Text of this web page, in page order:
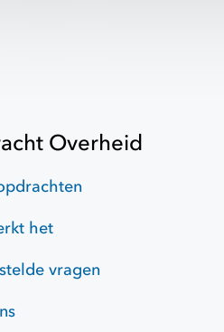
Overheid
het
vragen